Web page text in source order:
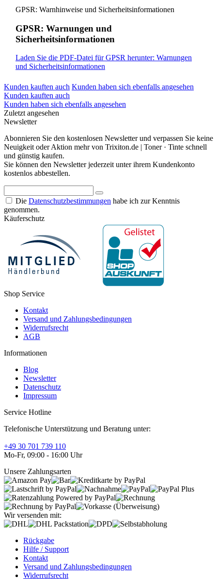
GPSR: Warnhinweise und Sicherheitsinformationen
GPSR: Warnungen und
Sicherheitsinformationen
Laden Sie die PDF-Datei für GPSR herunter: Warnungen
und Sicherheitsinformationen
Kunden kauften auch Kunden haben sich ebenfalls angesehen
Kunden kauften auch
Kunden haben sich ebenfalls angesehen
Zuletzt angesehen
Newsletter
Abonnieren Sie den kostenlosen Newsletter und verpassen Sie keine
Neuigkeit oder Aktion mehr von Trixiton.de | Toner · Tinte schnell
und günstig kaufen.
Sie können den Newsletter jederzeit unter ihrem Kundenkonto
kostenlos abbestellen.
Die Datenschutzbestimmungen habe ich zur Kenntnis
genommen.
Käuferschutz
Shop Service
Kontakt
Versand und Zahlungsbedingungen
Widerrufsrecht
AGB
Informationen
Blog
Newsletter
Datenschutz
Impressum
Service Hotline
Telefonische Unterstützung und Beratung unter:
+49 30 701 739 110
Mo-Fr, 09:00 - 16:00 Uhr
Unsere Zahlungsarten
Wir versenden mit:
Rückgabe
Hilfe / Support
Kontakt
Versand und Zahlungsbedingungen
Widerrufsrecht